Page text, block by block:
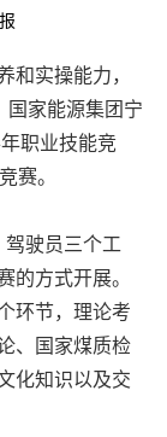
和实操能力，
国家能源集团宁
职业技能竞
赛。
驶员三个工
的方式开展。
环节，理论考
、国家煤质检
化知识以及交